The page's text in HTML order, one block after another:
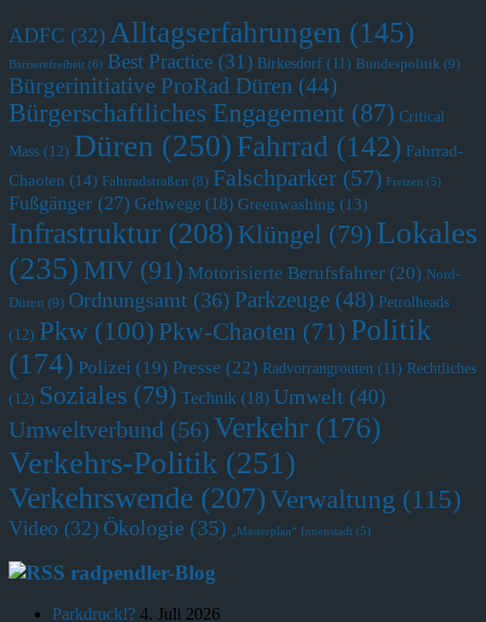
ADFC (32)Alltagserfahrungen (145)
Barrierefreiheit (6) Best Practice (31) Birkesdorf (11) Bundespolitik (9)
Bürgerinitiative ProRad Düren (44)
Bürgerschaftliches Engagement (87) Critical
Mass (12) Düren (250) Fahrrad (142) Fahrrad-
Chaoten (14) Fahrradstraßen (8) Falschparker (57) Freizeit (5)
Fußgänger (27) Gehwege (18) Greenwashing (13)
Infrastruktur (208) Klüngel (79) Lokales
(235) MIV (91) Motorisierte Berufsfahrer (20) Nord-
Düren (9) Ordnungsamt (36) Parkzeuge (48) Petrolheads
(12) Pkw (100) Pkw-Chaoten (71) Politik
(174) Polizei (19) Presse (22) Radvorrangrouten (11) Rechtliches
(12) Soziales (79) Technik (18) Umwelt (40)
Umweltverbund (56)Verkehr (176)
Verkehrs-Politik (251)
Verkehrswende (207)Verwaltung (115)
Video (32) Ökologie (35) „Masterplan“ Innenstadt (5)
radpendler-Blog
Parkdruck!? 4. Juli 2026